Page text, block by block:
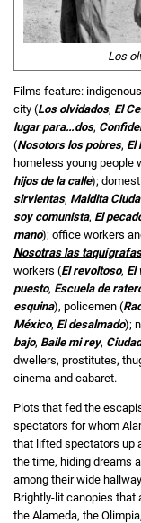
Los
Films feature:
city (Los olvidados, El
lugar para…dos,
(Nosotors los pobres, El
homeless young people
hijos de la calle);
sirvientas, Maldita
soy comunista, El
mano); office workers
Nosotras las taquígrafas
workers (El revoltoso, El
puesto, Escuela de
esquina), policemen (
México, El desalmado);
bajo, Baile mi rey,
dwellers, prostitutes,
cinema and cabaret.
Plots that fed the
spectators for whom
that lifted spectators up
the time, hiding dreams
among their wide
Brightly-lit canopies
the Alameda, the